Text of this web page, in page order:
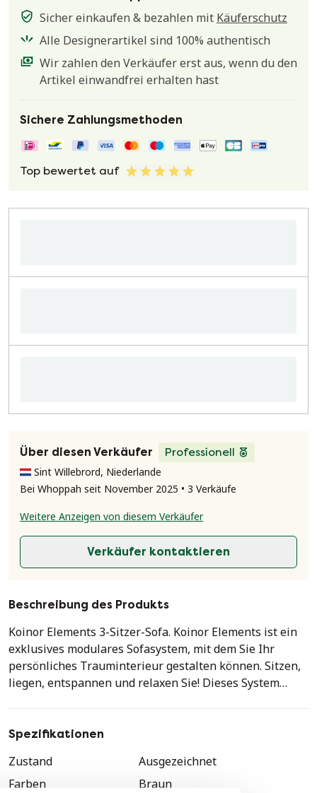
Sicher einkaufen & bezahlen mit Käuferschutz
Alle Designerartikel sind 100% authentisch
Wir zahlen den Verkäufer erst aus, wenn du den
Artikel einwandfrei erhalten hast
Sichere Zahlungsmethoden
Top bewertet auf
Über diesen Verkäufer
Professionell
Sint Willebrord, Niederlande
Bei Whoppah seit November 2025 • 3 Verkäufe
Weitere Anzeigen von diesem Verkäufer
Verkäufer kontaktieren
Beschreibung des Produkts
Koinor Elements 3-Sitzer-Sofa. Koinor Elements ist ein
exklusives modulares Sofasystem, mit dem Sie Ihr
persönliches Trauminterieur gestalten können. Sitzen,
liegen, entspannen und relaxen Sie! Dieses System
kompakte und minimalistische Design macht es zu
(Rückenkissen manuell verstellbar) - Relaxsofa mit
verschiedenen Funktionen - Bonita Ocre - Schwarze
Spezifikationen
Zustand
Ausgezeichnet
Farben
Braun